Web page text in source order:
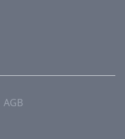
AGB